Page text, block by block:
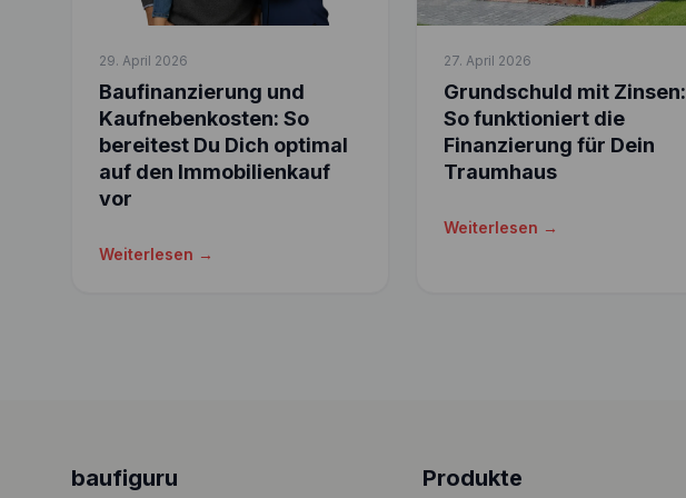
29. April 2026
Baufinanzierung und
Kaufnebenkosten: So
bereitest Du Dich optimal
auf den Immobilienkauf
vor
Weiterlesen →
27. April 2026
Grundschuld mit Zinsen:
So funktioniert die
Finanzierung für Dein
Traumhaus
Weiterlesen →
baufiguru Produkte